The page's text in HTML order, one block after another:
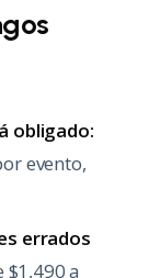
obligado:
evento,
errados
$1,490 a